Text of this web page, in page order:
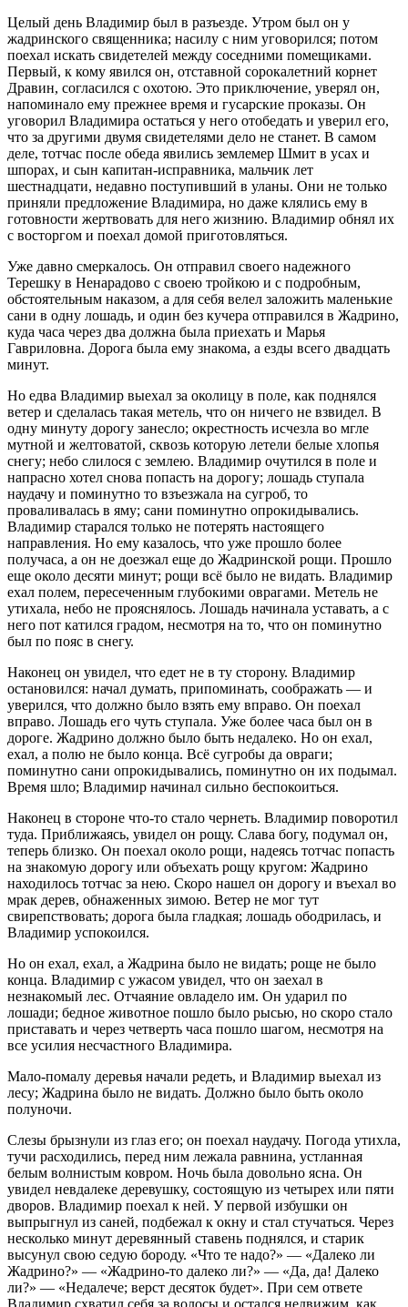
Целый день Владимир был в разъезде. Утром был он у
жадринского священника; насилу с ним уговорился; потом
поехал искать свидетелей между соседними помещиками.
Первый, к кому явился он, отставной сорокалетний корнет
Дравин, согласился с охотою. Это приключение, уверял он,
напоминало ему прежнее время и гусарские проказы. Он
уговорил Владимира остаться у него отобедать и уверил его,
что за другими двумя свидетелями дело не станет. В самом
деле, тотчас после обеда явились землемер Шмит в усах и
шпорах, и сын капитан-исправника, мальчик лет
шестнадцати, недавно поступивший в уланы. Они не только
приняли предложение Владимира, но даже клялись ему в
готовности жертвовать для него жизнию. Владимир обнял их
с восторгом и поехал домой приготовляться.
Уже давно смеркалось. Он отправил своего надежного
Терешку в Ненарадово с своею тройкою и с подробным,
обстоятельным наказом, а для себя велел заложить маленькие
сани в одну лошадь, и один без кучера отправился в Жадрино,
куда часа через два должна была приехать и Марья
Гавриловна. Дорога была ему знакома, а езды всего двадцать
минут.
Но едва Владимир выехал за околицу в поле, как поднялся
ветер и сделалась такая метель, что он ничего не взвидел. В
одну минуту дорогу занесло; окрестность исчезла во мгле
мутной и желтоватой, сквозь которую летели белые хлопья
снегу; небо слилося с землею. Владимир очутился в поле и
напрасно хотел снова попасть на дорогу; лошадь ступала
наудачу и поминутно то взъезжала на сугроб, то
проваливалась в яму; сани поминутно опрокидывались.
Владимир старался только не потерять настоящего
направления. Но ему казалось, что уже прошло более
получаса, а он не доезжал еще до Жадринской рощи. Прошло
еще около десяти минут; рощи всё было не видать. Владимир
ехал полем, пересеченным глубокими оврагами. Метель не
утихала, небо не прояснялось. Лошадь начинала уставать, а с
него пот катился градом, несмотря на то, что он поминутно
был по пояс в снегу.
Наконец он увидел, что едет не в ту сторону. Владимир
остановился: начал думать, припоминать, соображать — и
уверился, что должно было взять ему вправо. Он поехал
вправо. Лошадь его чуть ступала. Уже более часа был он в
дороге. Жадрино должно было быть недалеко. Но он ехал,
ехал, а полю не было конца. Всё сугробы да овраги;
поминутно сани опрокидывались, поминутно он их подымал.
Время шло; Владимир начинал сильно беспокоиться.
Наконец в стороне что-то стало чернеть. Владимир поворотил
туда. Приближаясь, увидел он рощу. Слава богу, подумал он,
теперь близко. Он поехал около рощи, надеясь тотчас попасть
на знакомую дорогу или объехать рощу кругом: Жадрино
находилось тотчас за нею. Скоро нашел он дорогу и въехал во
мрак дерев, обнаженных зимою. Ветер не мог тут
свирепствовать; дорога была гладкая; лошадь ободрилась, и
Владимир успокоился.
Но он ехал, ехал, а Жадрина было не видать; роще не было
конца. Владимир с ужасом увидел, что он заехал в
незнакомый лес. Отчаяние овладело им. Он ударил по
лошади; бедное животное пошло было рысью, но скоро стало
приставать и через четверть часа пошло шагом, несмотря на
все усилия несчастного Владимира.
Мало-помалу деревья начали редеть, и Владимир выехал из
лесу; Жадрина было не видать. Должно было быть около
полуночи.
Слезы брызнули из глаз его; он поехал наудачу. Погода утихла,
тучи расходились, перед ним лежала равнина, устланная
белым волнистым ковром. Ночь была довольно ясна. Он
увидел невдалеке деревушку, состоящую из четырех или пяти
дворов. Владимир поехал к ней. У первой избушки он
выпрыгнул из саней, подбежал к окну и стал стучаться. Через
несколько минут деревянный ставень поднялся, и старик
высунул свою седую бороду. «Что те надо?» — «Далеко ли
Жадрино?» — «Жадрино-то далеко ли?» — «Да, да! Далеко
ли?» — «Недалече; верст десяток будет». При сем ответе
Владимир схватил себя за волосы и остался недвижим, как